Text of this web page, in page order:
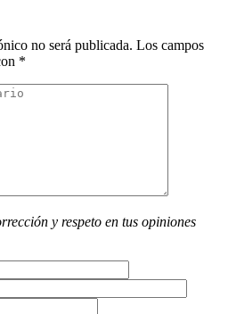
no será publicada. Los campos
*
y respeto en tus opiniones